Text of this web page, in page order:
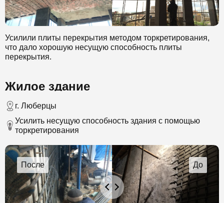
Усилили плиты перекрытия методом торкретирования,
что дало хорошую несущую способность плиты
перекрытия.
Жилое здание
г. Люберцы
Усилить несущую способность здания с помощью
торкретирования